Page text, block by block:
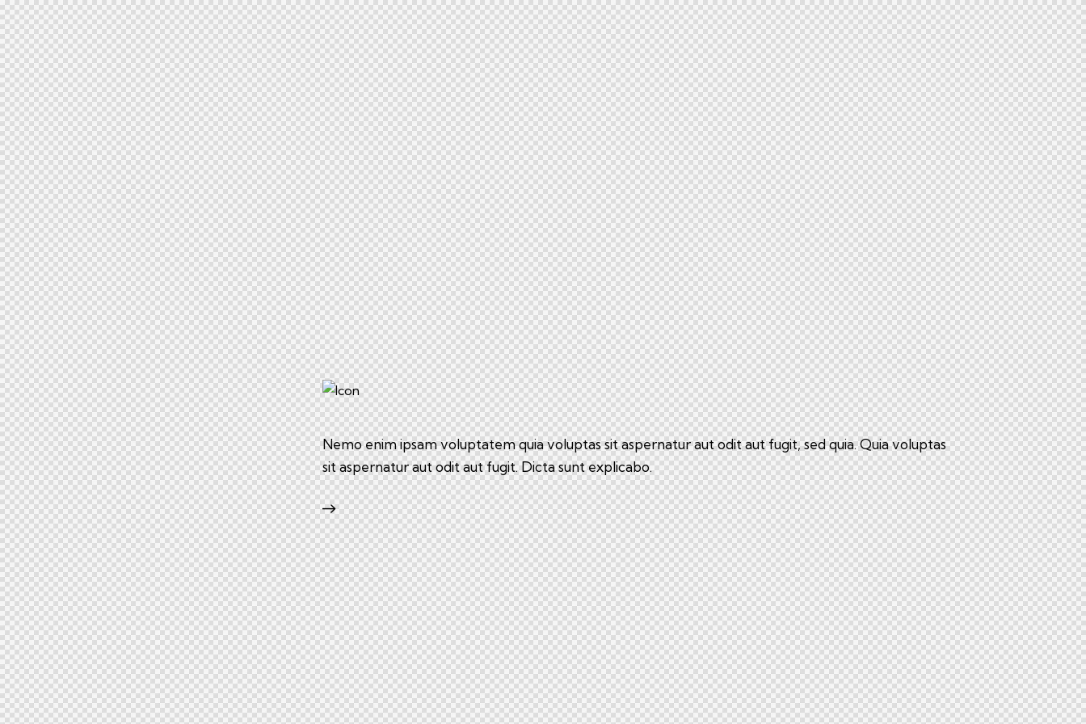
Nemo enim ipsam voluptatem quia voluptas sit aspernatur aut odit aut fugit, sed quia. Quia voluptas
sit aspernatur aut odit aut fugit. Dicta sunt explicabo.